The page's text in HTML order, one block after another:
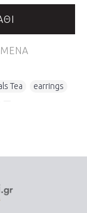
Tea earrings